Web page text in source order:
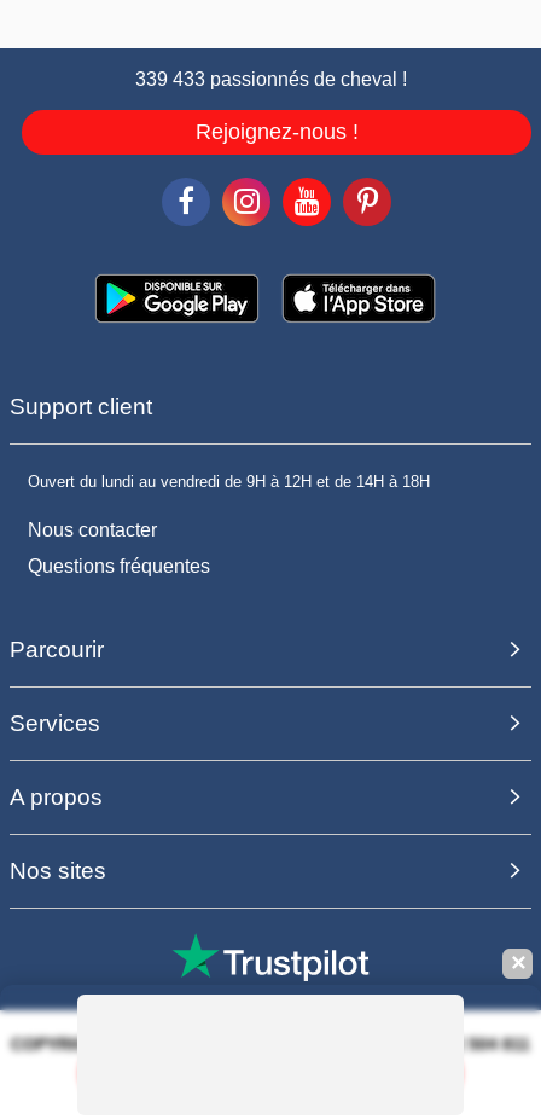
339 433 passionnés de cheval !
Rejoignez-nous !
Support client
Ouvert du lundi au vendredi de 9H à 12H et de 14H à 18H
Nous contacter
Questions fréquentes
Parcourir
Services
A propos
Nos sites
COPYRIGHT 2006 - 2025 - EQUIRODI SAS - R.C.S. DOLE 504 811
✕